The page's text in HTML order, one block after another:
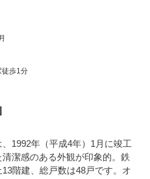
徒歩1分
、1992年（平成4年）1月に竣工
潔感のある外観が印象的。鉄
階建、総戸数は48戸です。オ